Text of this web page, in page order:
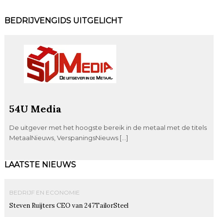
BEDRIJVENGIDS UITGELICHT
54U Media
De uitgever met het hoogste bereik in de metaal met de titels
MetaalNieuws, VerspaningsNieuws […]
LAATSTE NIEUWS
BEDRIJF EN ECONOMIE
Steven Ruijters CEO van 247TailorSteel